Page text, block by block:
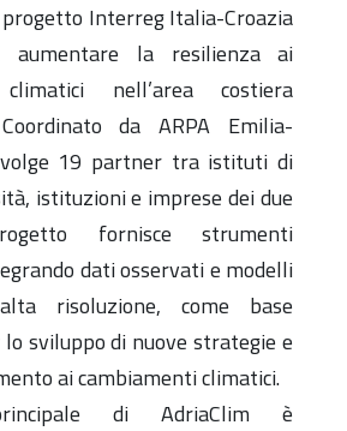
Interreg Italia-Croazia
aumentare la resilienza ai
nell’area costiera
Coordinato da ARPA Emilia-
19 partner tra istituti di
istituzioni e imprese dei due
fornisce strumenti
dati osservati e modelli
risoluzione, come base
sviluppo di nuove strategie e
ai cambiamenti climatici.
di AdriaClim è